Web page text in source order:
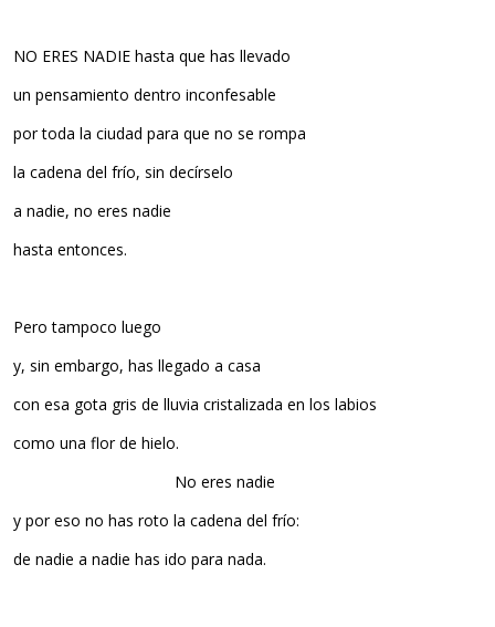
NO ERES NADIE hasta que has llevado
un pensamiento dentro inconfesable
por toda la ciudad para que no se rompa
la cadena del frío, sin decírselo
a nadie, no eres nadie
hasta entonces.
Pero tampoco luego
y, sin embargo, has llegado a casa
con esa gota gris de lluvia cristalizada en los labios
como una flor de hielo.
No eres nadie
y por eso no has roto la cadena del frío:
de nadie a nadie has ido para nada.